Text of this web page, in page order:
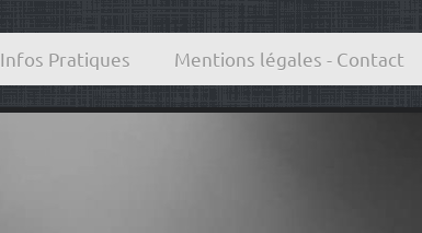
Infos Pratiques Mentions légales - Contact